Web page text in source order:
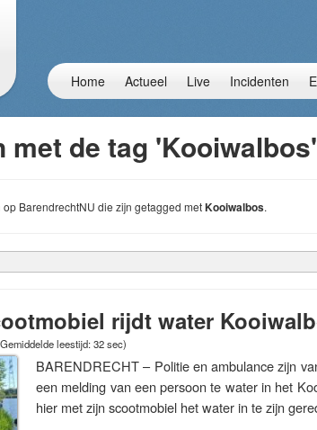
Home Actueel Live Incidenten
met de tag 'Kooiwalbos'
BarendrechtNU die zijn getagged metKooiwalbos.
rijdt water
leestijd: 32 sec)
BARENDRECHT – Politie en ambulance zijn
een melding van een persoon te water in het
hier met zijn scootmobiel het water in te zijn